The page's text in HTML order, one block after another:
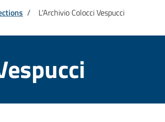
/ L'Archivio Colocci Vespucci